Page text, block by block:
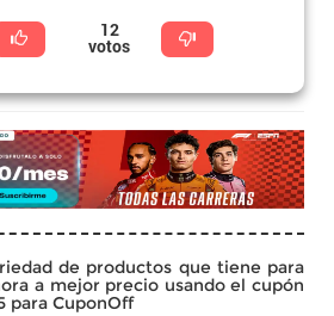
12
votos
de productos que tiene para
a mejor precio usando el cupón
para CuponOff